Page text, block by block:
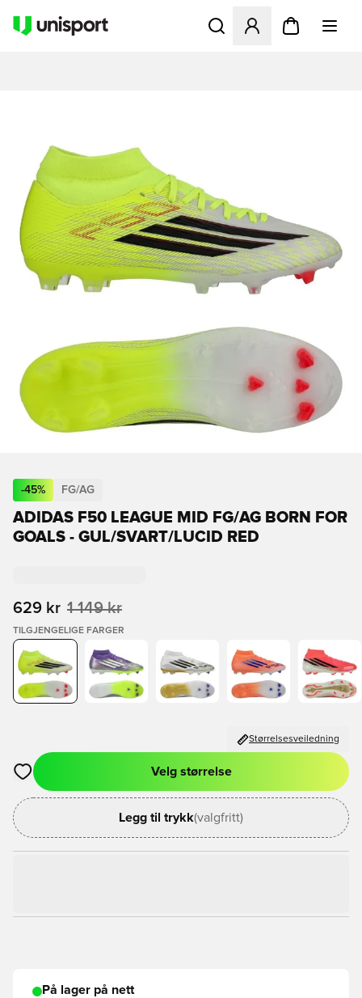
Åpner en Modal for å
-45% FG/AG
ADIDAS F50 LEAGUE MID FG/AG BORN FOR
GOALS - GUL/SVART/LUCID RED
629 kr 1 149 kr
TILGJENGELIGE FARGER
Størrelsesveiledning
Åpner en Modal for å logge inn eller registrere deg som
Velg størrelse
Legg til trykk(valgfritt)
På lager på nett